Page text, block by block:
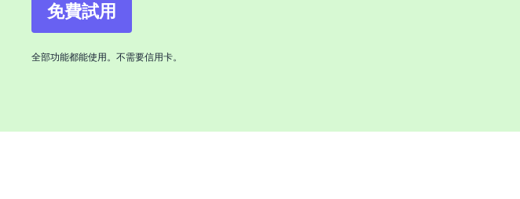
免費試用
在新視窗開啟
全部功能都能使用。不需要信用卡。